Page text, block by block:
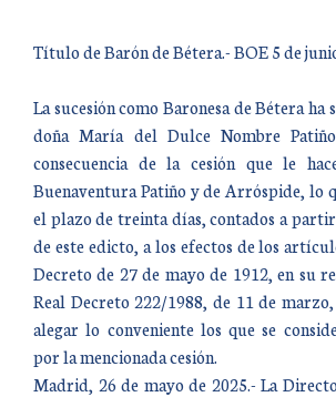
Título de Barón de Bétera.- BOE 5 de
La sucesión como Baronesa de Bétera
doña María del Dulce Nombre
consecuencia de la cesión que le
Buenaventura Patiño y de Arróspide, lo
el plazo de treinta días, contados a
de este edicto, a los efectos de los
Decreto de 27 de mayo de 1912, en su
Real Decreto 222/1988, de 11 de
alegar lo conveniente los que se
por la mencionada cesión.
Madrid, 26 de mayo de 2025.- La